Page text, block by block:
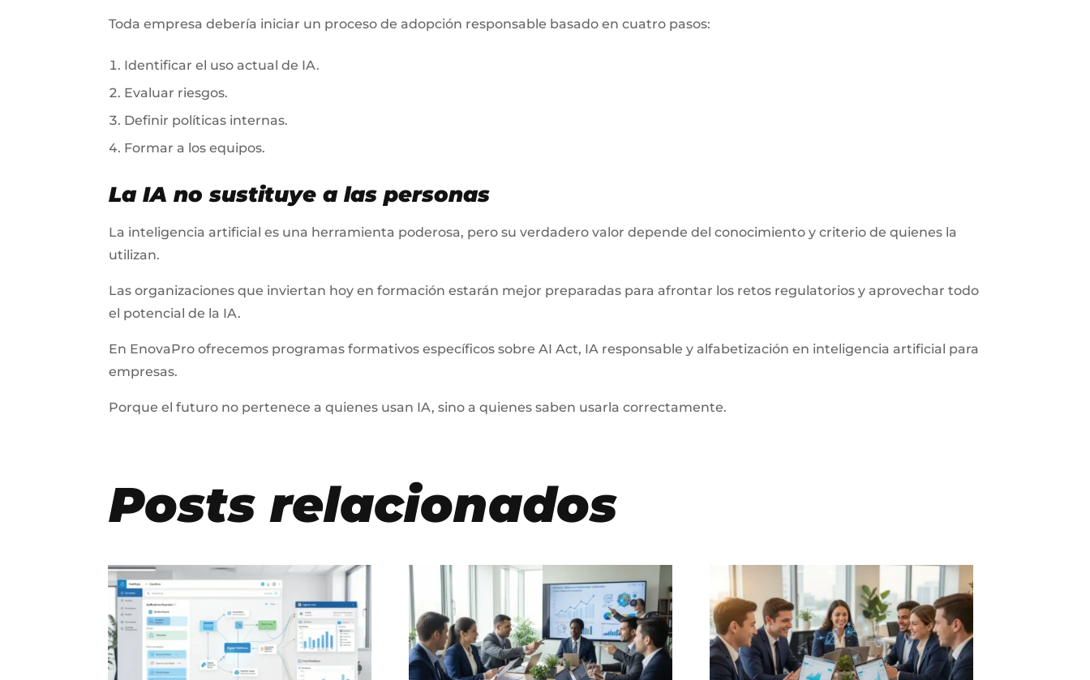
Toda empresa debería iniciar un proceso de adopción responsable basado en cuatro pasos:
Identificar el uso actual de IA.
Evaluar riesgos.
Definir políticas internas.
Formar a los equipos.
La IA no sustituye a las personas
La inteligencia artificial es una herramienta poderosa, pero su verdadero valor depende del conocimiento y criterio de quienes la
utilizan.
Las organizaciones que inviertan hoy en formación estarán mejor preparadas para afrontar los retos regulatorios y aprovechar todo
el potencial de la IA.
En EnovaPro ofrecemos programas formativos específicos sobre AI Act, IA responsable y alfabetización en inteligencia artificial para
empresas.
Porque el futuro no pertenece a quienes usan IA, sino a quienes saben usarla correctamente.
Posts relacionados